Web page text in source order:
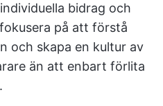
bidrag och
på att förstå
och skapa en kultur av
än att enbart förlita